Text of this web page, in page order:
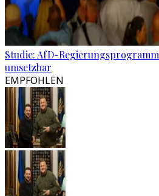
Studie: AfD-
umsetzbar
EMPFOHLEN